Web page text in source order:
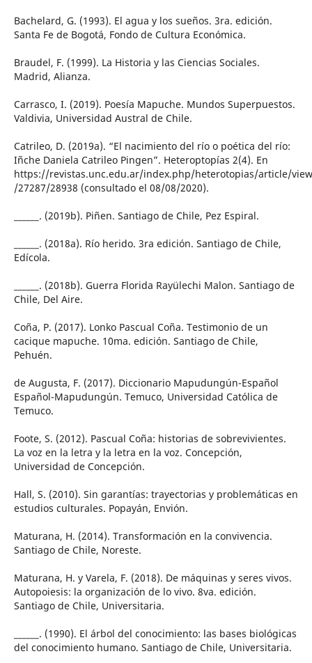
Bachelard, G. (1993). El agua y los sueños. 3ra. edición.
Santa Fe de Bogotá, Fondo de Cultura Económica.
Braudel, F. (1999). La Historia y las Ciencias Sociales.
Madrid, Alianza.
Carrasco, I. (2019). Poesía Mapuche. Mundos Superpuestos.
Valdivia, Universidad Austral de Chile.
Catrileo, D. (2019a). “El nacimiento del río o poética del río:
Iñche Daniela Catrileo Pingen”. Heteroptopías 2(4). En
https://revistas.unc.edu.ar/index.php/heterotopias/article/view
/27287/28938 (consultado el 08/08/2020).
______. (2019b). Piñen. Santiago de Chile, Pez Espiral.
______. (2018a). Río herido. 3ra edición. Santiago de Chile,
Edícola.
______. (2018b). Guerra Florida Rayülechi Malon. Santiago de
Chile, Del Aire.
Coña, P. (2017). Lonko Pascual Coña. Testimonio de un
cacique mapuche. 10ma. edición. Santiago de Chile,
Pehuén.
de Augusta, F. (2017). Diccionario Mapudungún-Español
Español-Mapudungún. Temuco, Universidad Católica de
Temuco.
Foote, S. (2012). Pascual Coña: historias de sobrevivientes.
La voz en la letra y la letra en la voz. Concepción,
Universidad de Concepción.
Hall, S. (2010). Sin garantías: trayectorias y problemáticas en
estudios culturales. Popayán, Envión.
Maturana, H. (2014). Transformación en la convivencia.
Santiago de Chile, Noreste.
Maturana, H. y Varela, F. (2018). De máquinas y seres vivos.
Autopoiesis: la organización de lo vivo. 8va. edición.
Santiago de Chile, Universitaria.
______. (1990). El árbol del conocimiento: las bases biológicas
del conocimiento humano. Santiago de Chile, Universitaria.